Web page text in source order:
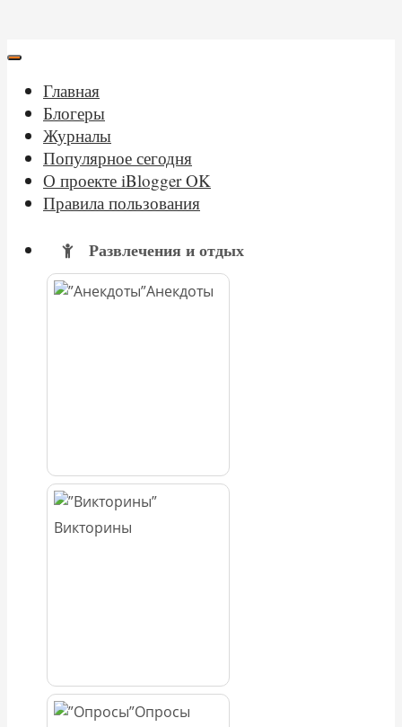
Главная
Блогеры
Журналы
Популярное сегодня
О проекте iBlogger OK
Правила пользования
Развлечения и отдых
Анекдоты
Викторины
Опросы